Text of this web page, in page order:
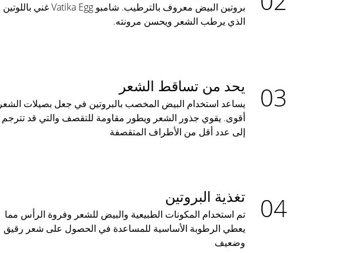
بروتين البيض معروف بالترطيب. شامبو Vatika Egg غني باللوتين
الذي يرطب الشعر ويحسن مرونته.
يحد من تساقط الشعر
يساعد استخدام البيض المخصب بالبروتين في جعل بصيلات الشعر
أقوى. يقوي جذور الشعر ويطور مقاومة للتقصف والتي قد تترجم
إلى عدد أقل من الأطراف المتقصفة
تغذية البروتين
تم استخدام المكونات الطبيعية والبيض للشعر وفروة الرأس مما
يعطي الرطوبة الأساسية للمساعدة في الحصول على شعر رقيق
وضعيف